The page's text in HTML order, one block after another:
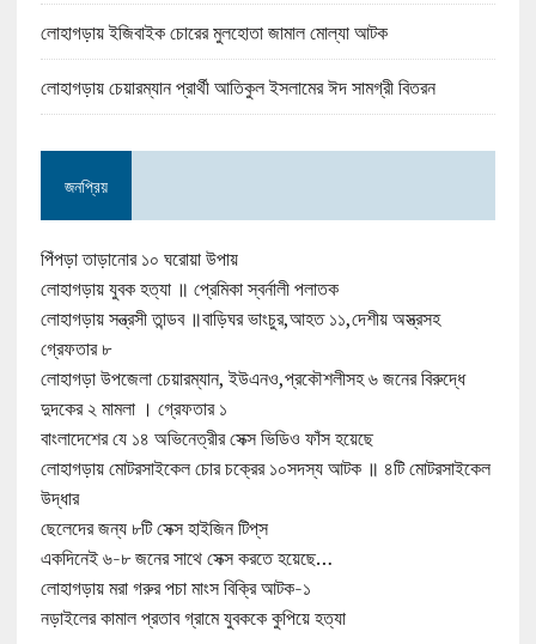
লোহাগড়ায় ইজিবাইক চোরের মুলহোতা জামাল মোল্যা আটক
লোহাগড়ায় চেয়ারম্যান প্রার্থী আতিকুল ইসলামের ঈদ সামগ্রী বিতরন
জনপ্রিয়
পিঁপড়া তাড়ানোর ১০ ঘরোয়া উপায়
লোহাগড়ায় যুবক হত্যা ॥ প্রেমিকা স্বর্নালী পলাতক
লোহাগড়ায় সন্ত্রসী তান্ডব ॥বাড়িঘর ভাংচুর,আহত ১১,দেশীয় অস্ত্রসহ
গ্রেফতার ৮
লোহাগড়া উপজেলা চেয়ারম্যান, ইউএনও,প্রকৌশলীসহ ৬ জনের বিরুদ্ধে
দুদকের ২ মামলা । গ্রেফতার ১
বাংলাদেশের যে ১৪ অভিনেত্রীর সেক্স ভিডিও ফাঁস হয়েছে
লোহাগড়ায় মোটরসাইকেল চোর চক্রের ১০সদস্য আটক ॥ ৪টি মোটরসাইকেল
উদ্ধার
ছেলেদের জন্য ৮টি সেক্স হাইজিন টিপ্‌স
একদিনেই ৬-৮ জনের সাথে সেক্স করতে হয়েছে…
লোহাগড়ায় মরা গরুর পচা মাংস বিক্রি আটক-১
নড়াইলের কামাল প্রতাব গ্রামে যুবককে কুপিয়ে হত্যা